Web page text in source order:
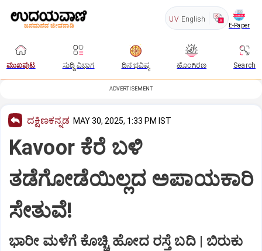
UV English
E-Paper
ಮುಖಪುಟ ಸುದ್ದಿ ವಿಭಾಗ ದಿನ ಭವಿಷ್ಯ ಹೊಂಗಿರಣ Search
ADVERTISEMENT
ದಕ್ಷಿಣಕನ್ನಡ MAY 30, 2025, 1:33 PM IST
Kavoor ಕೆರೆ ಬಳಿ
ತಡೆಗೋಡೆಯಿಲ್ಲದ ಅಪಾಯಕಾರಿ
ಸೇತುವೆ!
ಭಾರೀ ಮಳೆಗೆ ಕೊಚ್ಚಿ ಹೋದ ರಸ್ತೆ ಬದಿ | ಬಿರುಕು